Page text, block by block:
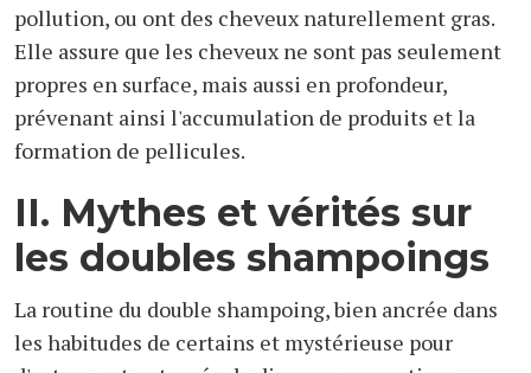
pollution, ou ont des cheveux naturellement gras.
Elle assure que les cheveux ne sont pas seulement
propres en surface, mais aussi en profondeur,
prévenant ainsi l'accumulation de produits et la
formation de pellicules.
II. Mythes et vérités sur
les doubles shampoings
La routine du double shampoing, bien ancrée dans
les habitudes de certains et mystérieuse pour